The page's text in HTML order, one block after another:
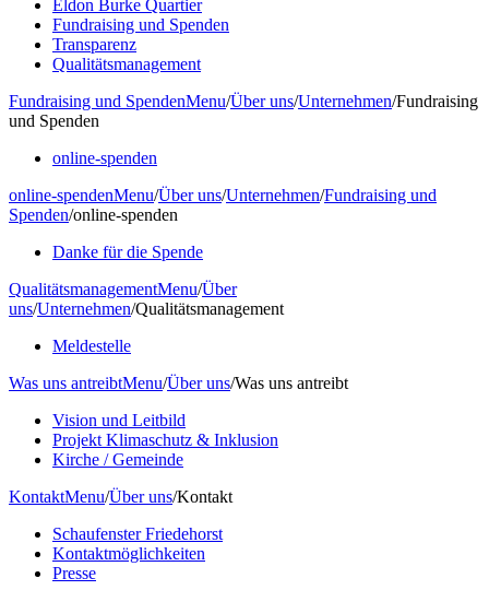
Eldon Burke Quartier
Fundraising und Spenden
Transparenz
Qualitätsmanagement
Fundraising und SpendenMenu/Über uns/Unternehmen/Fundraising
und Spenden
online-spenden
online-spendenMenu/Über uns/Unternehmen/Fundraising und
Spenden/online-spenden
Danke für die Spende
QualitätsmanagementMenu/Über
uns/Unternehmen/Qualitätsmanagement
Meldestelle
Was uns antreibtMenu/Über uns/Was uns antreibt
Vision und Leitbild
Projekt Klimaschutz & Inklusion
Kirche / Gemeinde
KontaktMenu/Über uns/Kontakt
Schaufenster Friedehorst
Kontaktmöglichkeiten
Presse